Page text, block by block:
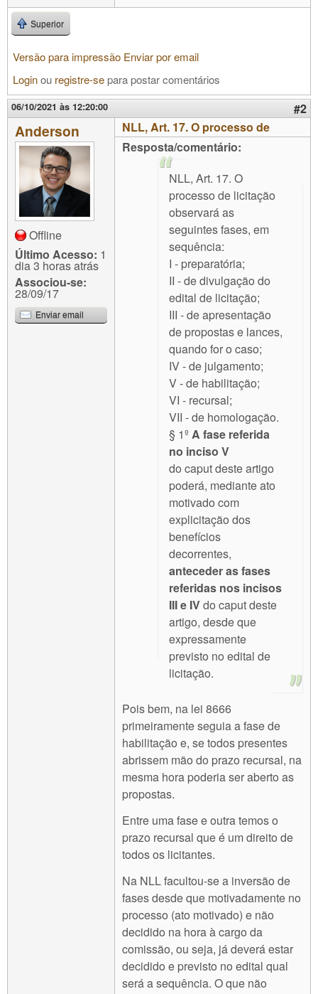
Superior
Versão para impressão Enviar por email
Loginou registre-separa postar comentários
06/10/2021 às 12:20:00 #2
Anderson
Offline
Último Acesso: 1
dia 3 horas atrás
Associou-se:
28/09/17
Enviar email
NLL, Art. 17. O processo de
Resposta/comentário:
NLL, Art. 17. O
processo de licitação
observará as
seguintes fases, em
sequência:
I - preparatória;
II - de divulgação do
edital de licitação;
III - de apresentação
de propostas e lances,
quando for o caso;
IV - de julgamento;
V - de habilitação;
VI - recursal;
VII - de homologação.
§ 1º A fase referida
no inciso V
do caput deste artigo
poderá, mediante ato
motivado com
explicitação dos
benefícios
decorrentes,
anteceder as fases
referidas nos incisos
III e IVdo caput deste
artigo, desde que
expressamente
previsto no edital de
licitação.
Pois bem, na lei 8666
primeiramente seguia a fase de
habilitação e, se todos presentes
abrissem mão do prazo recursal, na
mesma hora poderia ser aberto as
propostas.
Entre uma fase e outra temos o
prazo recursal que é um direito de
todos os licitantes.
Na NLL facultou-se a inversão de
fases desde que motivadamente no
processo (ato motivado) e não
decidido na hora à cargo da
comissão, ou seja, já deverá estar
decidido e previsto no edital qual
será a sequência. O que não